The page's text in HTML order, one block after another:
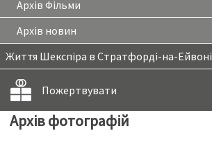
Архів Фільми
Архів новин
Життя Шекспіра в Стратфорді-на-Ейвоні
Пожертвувати
Архів фотографій